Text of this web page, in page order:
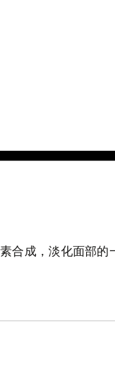
合成，淡化面部的